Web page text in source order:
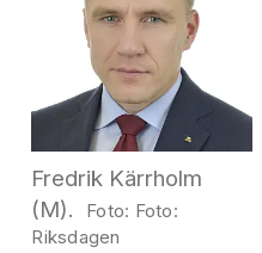
Fredrik Kärrholm
(M).
Foto:
Riksdagen